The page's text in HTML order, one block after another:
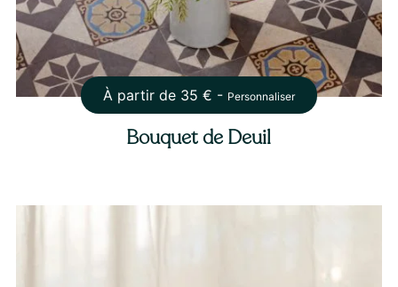
À partir de 35 € - Personnaliser
Bouquet de Deuil